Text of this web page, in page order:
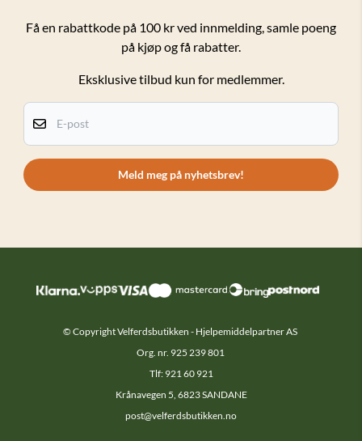
Forsendelser og retur
Salgsbetingelser
Personvern
Kundeklubb
Få en rabattkode på 100 kr ved innmelding, samle poeng
på kjøp og få rabatter.
Eksklusive tilbud kun for medlemmer.
Meld meg på nyhetsbrev!
© Copyright Velferdsbutikken - Hjelpemiddelpartner AS
Org. nr. 925 239 801
Tlf: 921 60 921
Krånavegen 5, 6823 SANDANE
post@velferdsbutikken.no